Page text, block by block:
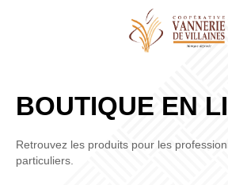
DE
LES-
OSIER ET MÉTAL
RAYON FRUITS & LÉGUMES
PARC DE BAGATELLE À PARIS
BOUTIQUE EN
Retrouvez les produits pour les
particuliers.